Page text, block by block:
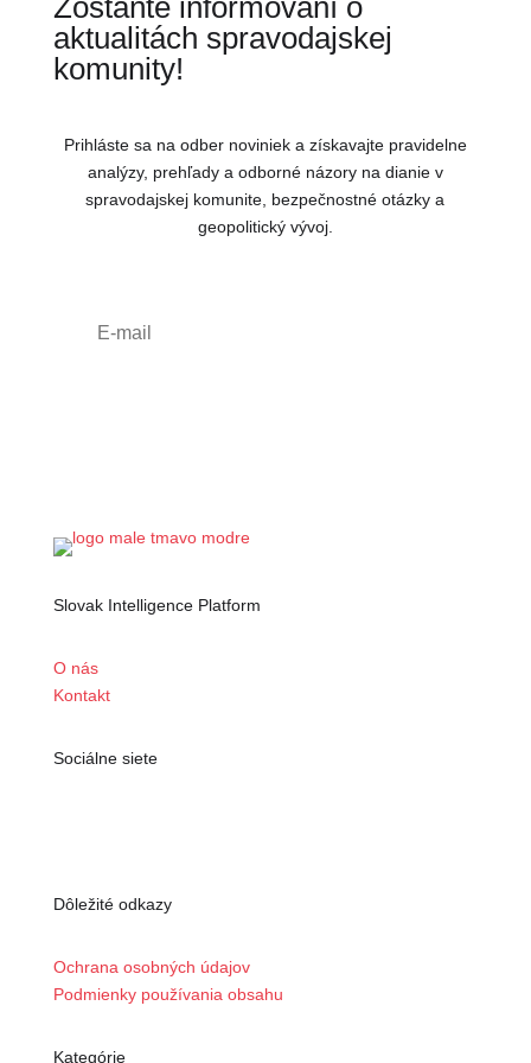
aktualitách spravodajskej
komunity!
Prihláste sa na odber noviniek a získavajte pravidelne
analýzy, prehľady a odborné názory na dianie v
spravodajskej komunite, bezpečnostné otázky a
geopolitický vývoj.
Slovak Intelligence Platform
O nás
Kontakt
Sociálne siete
Dôležité odkazy
Ochrana osobných údajov
Podmienky používania obsahu
Kategórie